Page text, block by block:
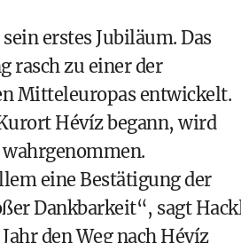
erstes Jubiläum. Das
rasch zu einer der
Mitteleuropas entwickelt.
Hévíz begann, wird
eine Bestätigung der
Dankbarkeit“, sagt
den Weg nach Hévíz